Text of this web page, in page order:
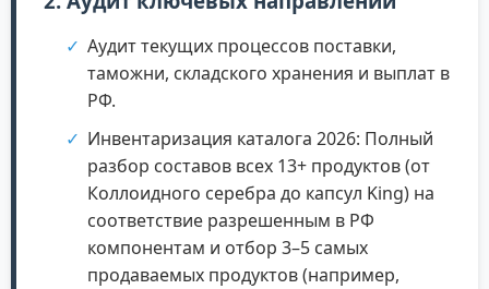
Аудит текущих процессов поставки,
таможни, складского хранения и выплат в
РФ.
Инвентаризация каталога 2026: Полный
разбор составов всех 13+ продуктов (от
Коллоидного серебра до капсул King) на
соответствие разрешенным в РФ
компонентам и отбор 3–5 самых
продаваемых продуктов (например,